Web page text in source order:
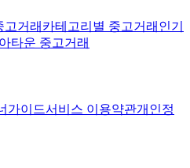
고거래 카테고리별 중고거래 인기
타운 중고거래
가이드서비스 이용약관개인정